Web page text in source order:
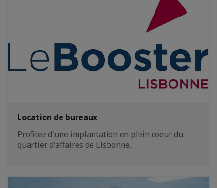
Location de bureaux
Profitez d'une implantation en plein coeur du
quartier d'affaires de Lisbonne.